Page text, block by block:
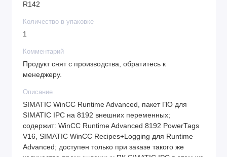
R142
Количество в упаковке
1
Комментарий
Продукт снят с производства, обратитесь к
менеджеру.
Описание
SIMATIC WinCC Runtime Advanced, пакет ПО для
SIMATIC IPC на 8192 внешних переменных;
содержит: WinCC Runtime Advanced 8192 PowerTags
V16, SIMATIC WinCC Recipes+Logging для Runtime
Advanced; доступен только при заказе такого же